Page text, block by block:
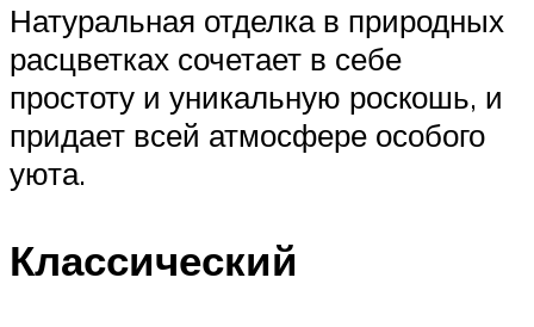
Натуральная отделка в природных
расцветках сочетает в себе
простоту и уникальную роскошь, и
придает всей атмосфере особого
уюта.
Классический